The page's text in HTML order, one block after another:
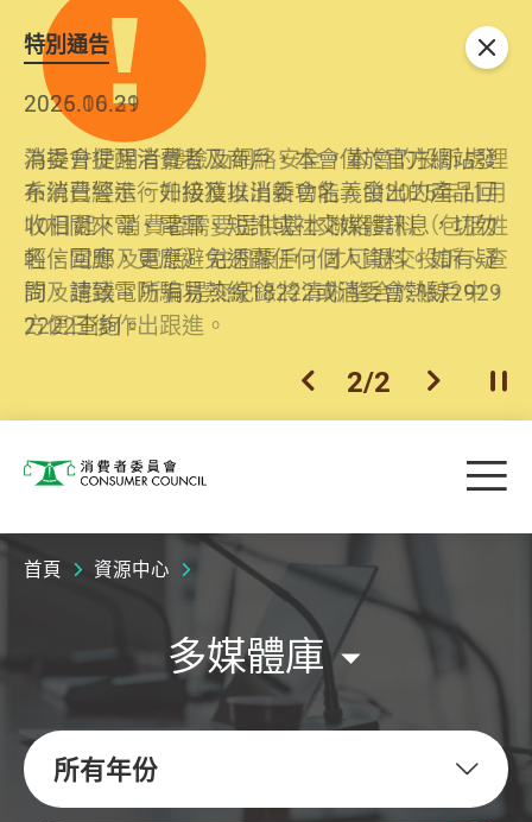
特別通告
2026.06.29
消委會提醒消費者及商戶，本會僅於官方網站發
布消費警示。如接獲以消委會名義發出的產品回
收相關來電、電郵、短訊或社交媒體訊息，切勿
輕信回應，更應避免透露任何個人資料。如有疑
問，請致電防騙易熱線18222或消委會熱線2929
2222查詢。
2025.10.31
為提升使用者體驗及網絡安全，本會的投訴處理
系統已經進行升級及推出新功能。由2025年11月
10日起，消費者需要提供基本聯絡資料（包括姓
名、電郵及電話）註冊帳戶，才可提交投訴、查
詢及建議。所有提交紀錄將清晰整合於帳戶中，
方便日後作出跟進。
上一個
2/2 下一個開
關閉
消費者委員會 目
首頁 資源中心
多媒體庫
所有年份